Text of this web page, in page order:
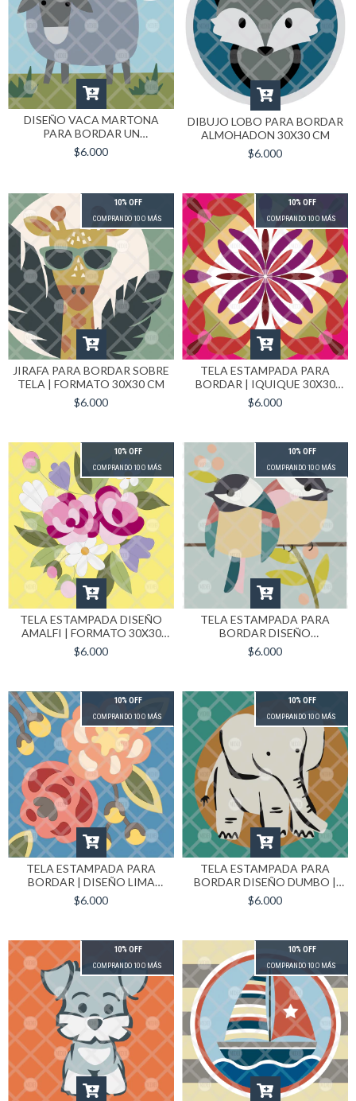
DISEÑO VACA MARTONA
PARA BORDAR UN
ALMOHADON
$6.000
DIBUJO LOBO PARA BORDAR
ALMOHADON 30X30 CM
$6.000
10% OFF
COMPRANDO 10 O MÁS
JIRAFA PARA BORDAR SOBRE
TELA | FORMATO 30X30 CM
$6.000
10% OFF
COMPRANDO 10 O MÁS
TELA ESTAMPADA PARA
BORDAR | IQUIQUE 30X30
CM
$6.000
10% OFF
COMPRANDO 10 O MÁS
TELA ESTAMPADA DISEÑO
AMALFI | FORMATO 30X30
CM
$6.000
10% OFF
COMPRANDO 10 O MÁS
TELA ESTAMPADA PARA
BORDAR DISEÑO
GORRIONES | FORMATO
30X30
$6.000
10% OFF
COMPRANDO 10 O MÁS
TELA ESTAMPADA PARA
BORDAR | DISEÑO LIMA
FORMATO 30X30 CM
$6.000
10% OFF
COMPRANDO 10 O MÁS
TELA ESTAMPADA PARA
BORDAR DISEÑO DUMBO |
FORMATO 30X30
$6.000
10% OFF
COMPRANDO 10 O MÁS
10% OFF
COMPRANDO 10 O MÁS